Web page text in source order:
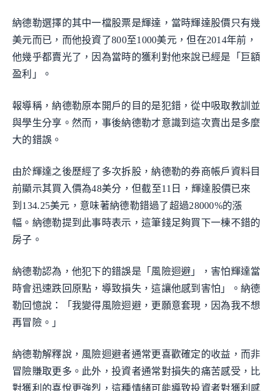
納德勒選擇的其中一檔股票是輝達，當時輝達股價只有幾
美元而已，而他投資了800至1000美元，但在2014年前，
他幾乎都賣光了，因為當時的獲利對他來說已經是「巨額
盈利」。
報導稱，納德勒原本開戶的目的是犯錯，從中吸取教訓並
與學生分享。然而，事後納德勒才意識到這次賣出是多麼
大的錯誤。
由於輝達之後歷經了多次拆股，納德勒的券商帳戶資料目
前顯示其買入價為48美分，但截至11日，輝達股價已來
到134.25美元，意味著納德勒錯過了超過28000%的漲
幅。納德勒提到此事時表示，這筆錢足夠買下一棟不錯的
房子。
納德勒認為，他犯下的錯誤是「風險迴避」，害怕輝達當
時會迅速跌回原點，導致損失，這讓他感到害怕」。納德
勒回憶說：「我變得風險迴避，更願意套現，因為我不想
再冒險。」
納德勒解釋說，風險迴避者通常更喜歡確定的收益，而非
冒險賺取更多。此外，投資者通常對損失的痛苦感受，比
對獲利的喜悅更強烈，這種情緒可能導致投資者對獲利感